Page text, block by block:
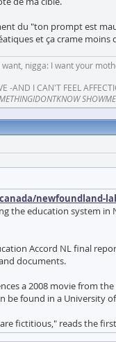
du "ton prompt est
et ça crame
nigga: I want your
-AND I CAN'T FEEL
newfoundland-
the education system in
Accord NL final
documents.
a 2008 movie from
be found in a University
fictitious," reads the